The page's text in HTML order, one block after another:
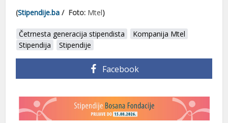
(Stipendije.ba / Foto: Mtel)
Četrnesta generacija stipendista
Kompanija Mtel
Stipendija
Stipendije
Facebook